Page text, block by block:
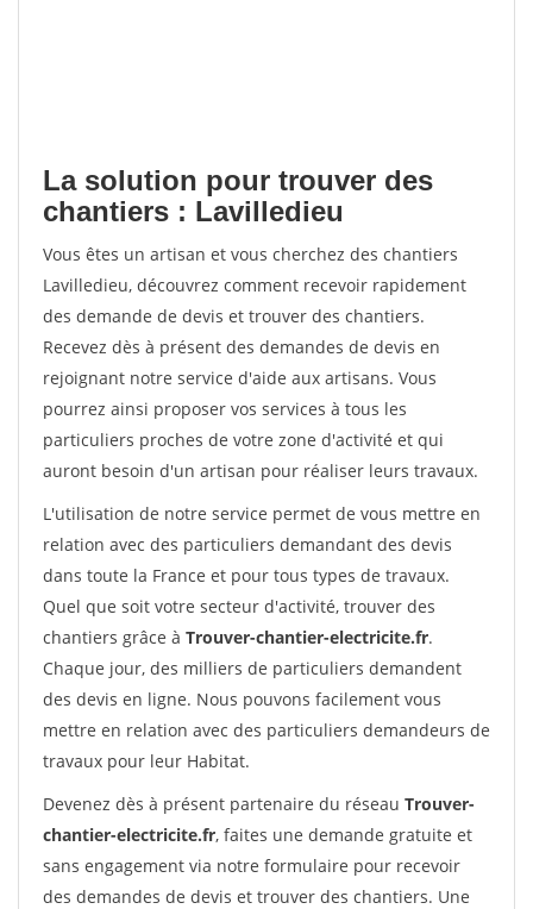
La solution pour trouver des
chantiers : Lavilledieu
Vous êtes un artisan et vous cherchez des chantiers
Lavilledieu, découvrez comment recevoir rapidement
des demande de devis et trouver des chantiers.
Recevez dès à présent des demandes de devis en
rejoignant notre service d'aide aux artisans. Vous
pourrez ainsi proposer vos services à tous les
particuliers proches de votre zone d'activité et qui
auront besoin d'un artisan pour réaliser leurs travaux.
L'utilisation de notre service permet de vous mettre en
relation avec des particuliers demandant des devis
dans toute la France et pour tous types de travaux.
Quel que soit votre secteur d'activité, trouver des
chantiers grâce à Trouver-chantier-electricite.fr.
Chaque jour, des milliers de particuliers demandent
des devis en ligne. Nous pouvons facilement vous
mettre en relation avec des particuliers demandeurs de
travaux pour leur Habitat.
Devenez dès à présent partenaire du réseau Trouver-
chantier-electricite.fr, faites une demande gratuite et
sans engagement via notre formulaire pour recevoir
des demandes de devis et trouver des chantiers. Une